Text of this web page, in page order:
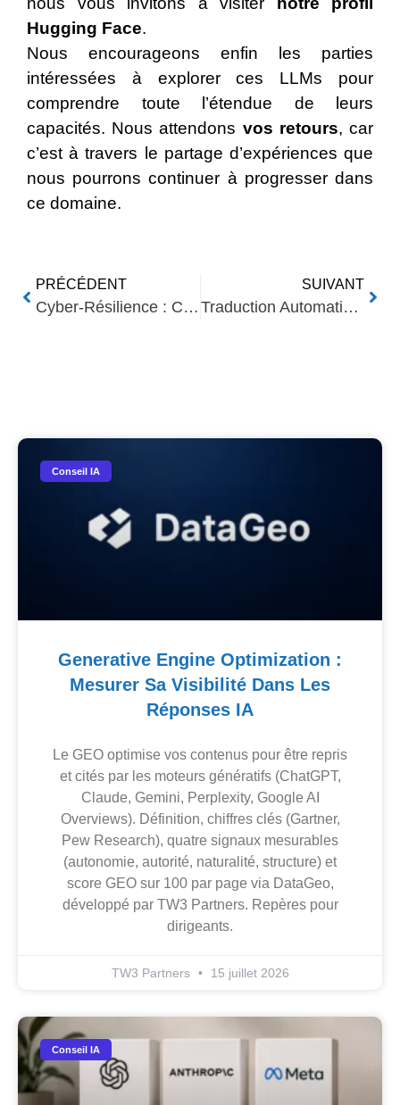
Hugging Face.
Nous encourageons enfin les parties
intéressées à explorer ces LLMs pour
comprendre toute l’étendue de leurs
capacités. Nous attendons vos retours, car
c’est à travers le partage d’expériences que
nous pourrons continuer à progresser dans
ce domaine.
PRÉCÉDENT
Cyber-Résilience : Clé des Entreprises Modernes
SUIVANT
Traduction Automatique Neuronale : Avenir de la Langue
Conseil IA
Generative Engine Optimization :
Mesurer Sa Visibilité Dans Les
Réponses IA
Le GEO optimise vos contenus pour être repris
et cités par les moteurs génératifs (ChatGPT,
Claude, Gemini, Perplexity, Google AI
Overviews). Définition, chiffres clés (Gartner,
Pew Research), quatre signaux mesurables
(autonomie, autorité, naturalité, structure) et
score GEO sur 100 par page via DataGeo,
développé par TW3 Partners. Repères pour
dirigeants.
TW3 Partners 15 juillet 2026
Conseil IA